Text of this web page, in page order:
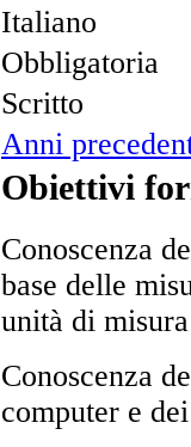
Italiano
Obbligatoria
Scritto
Anni
Obiettivi
Conoscenza
base delle
unità di
Conoscenza
computer e